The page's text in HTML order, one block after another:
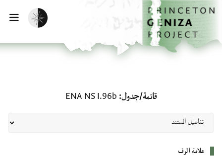
إلى المحتوى الرئيسي
الرئيسية
تفعيل الوضع المظلم
قائمة/جدول ENA NS I.96b
علامة الرف